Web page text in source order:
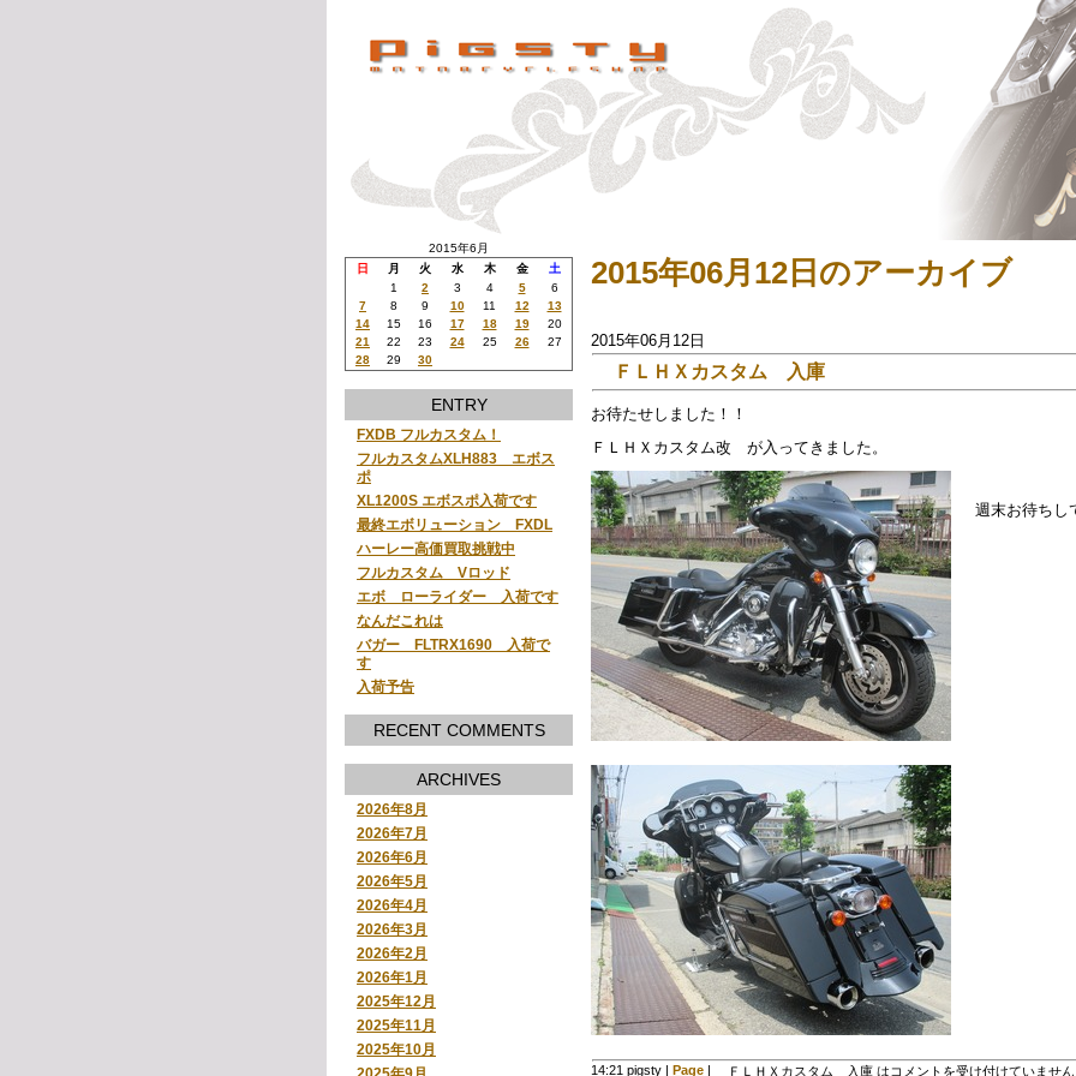
2015年6月
日
月 火 水 木 金
土
1
2 3 4 5
6
7
8 9 10 11 12
13
14
15 16 17 18 19
20
21
22 23 24 25 26
27
28
29 30
ENTRY
FXDB フルカスタム！
フルカスタムXLH883 エボス
ポ
XL1200S エボスポ入荷です
最終エボリューション FXDL
ハーレー高価買取挑戦中
フルカスタム Vロッド
エボ ローライダー 入荷です
なんだこれは
バガー FLTRX1690 入荷で
す
入荷予告
RECENT COMMENTS
ARCHIVES
2026年8月
2026年7月
2026年6月
2026年5月
2026年4月
2026年3月
2026年2月
2026年1月
2025年12月
2025年11月
2025年10月
2015年06月12日のアーカイブ
2015年06月12日
ＦＬＨＸカスタム 入庫
お待たせしました！！
ＦＬＨＸカスタム改 が入ってきました。
週末お待ちし
14:21 pigsty | Page | ＦＬＨＸカスタム 入庫 は コメントを受け付けていません